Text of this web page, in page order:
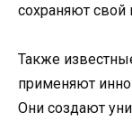
сохраняют свой
Также
применяют
Они создают